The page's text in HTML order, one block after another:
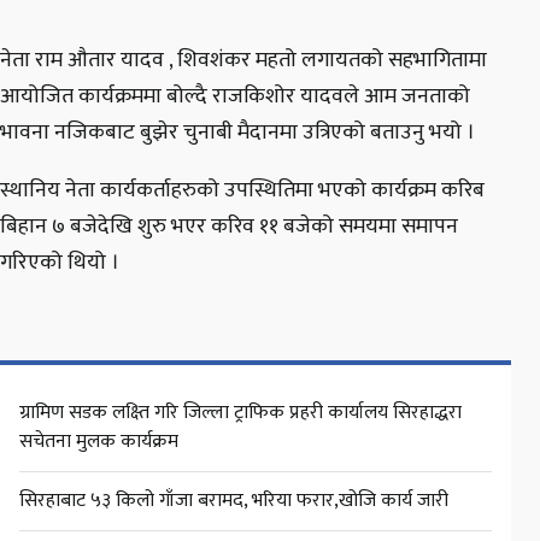
नेता राम औतार यादव , शिवशंकर महतो लगायतको सहभागितामा
आयोजित कार्यक्रममा बोल्दै राजकिशोर यादवले आम जनताको
भावना नजिकबाट बुझेर चुनाबी मैदानमा उत्रिएको बताउनु भयो ।
स्थानिय नेता कार्यकर्ताहरुको उपस्थितिमा भएको कार्यक्रम करिब
बिहान ७ बजेदेखि शुरु भएर करिव ११ बजेको समयमा समापन
गरिएको थियो ।
ग्रामिण सडक लक्ष्ति गरि जिल्ला ट्राफिक प्रहरी कार्यालय सिरहाद्धरा
सचेतना मुलक कार्यक्रम
सिरहाबाट ५३ किलो गाँजा बरामद, भरिया फरार,खोजि कार्य जारी